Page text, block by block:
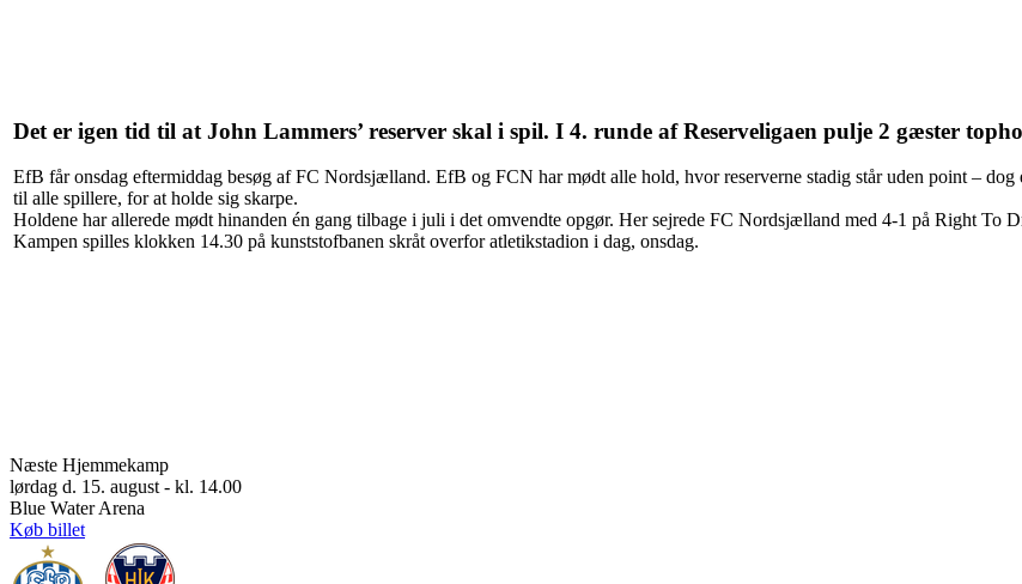
Det er igen tid til at John Lammers’ reserver skal i spil. I 4. runde af Reserveligaen pulje 2 gæster
EfB får onsdag eftermiddag besøg af FC Nordsjælland. EfB og FCN har mødt alle hold, hvor reserverne stadig står uden point – dog
til alle spillere, for at holde sig skarpe.
Holdene har allerede mødt hinanden én gang tilbage i juli i det omvendte opgør. Her sejrede FC Nordsjælland med 4-1 på Right To
Kampen spilles klokken 14.30 på kunststofbanen skråt overfor atletikstadion i dag, onsdag.
Næste Hjemmekamp
lørdag d. 15. august - kl. 14.00
Blue Water Arena
Køb billet